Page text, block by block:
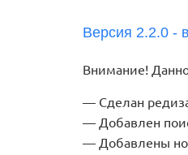
Версия 2.2.0 -
Внимание!
Сделан
Добавлен
Добавлены